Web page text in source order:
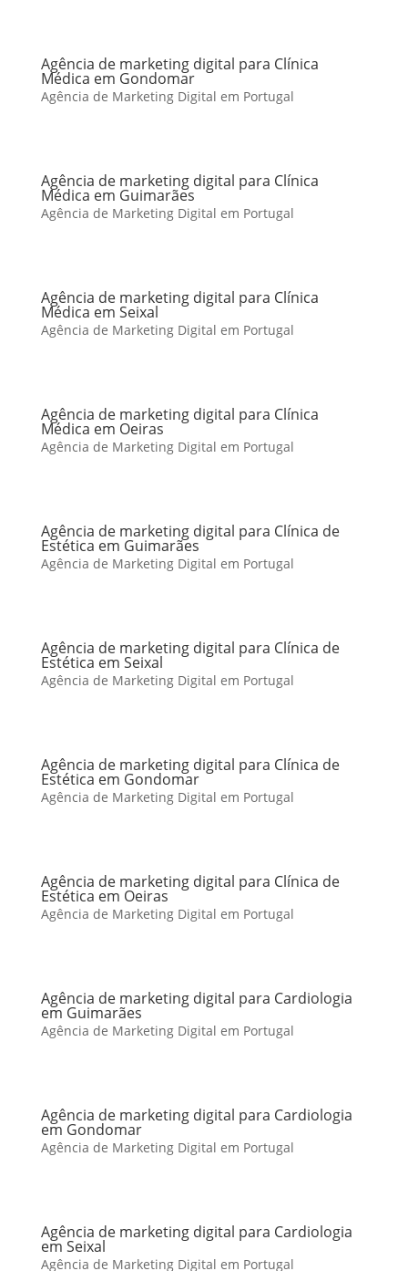
Agência de marketing digital para Clínica
Médica em Gondomar
Agência de Marketing Digital em Portugal
Agência de marketing digital para Clínica
Médica em Guimarães
Agência de Marketing Digital em Portugal
Agência de marketing digital para Clínica
Médica em Seixal
Agência de Marketing Digital em Portugal
Agência de marketing digital para Clínica
Médica em Oeiras
Agência de Marketing Digital em Portugal
Agência de marketing digital para Clínica de
Estética em Guimarães
Agência de Marketing Digital em Portugal
Agência de marketing digital para Clínica de
Estética em Seixal
Agência de Marketing Digital em Portugal
Agência de marketing digital para Clínica de
Estética em Gondomar
Agência de Marketing Digital em Portugal
Agência de marketing digital para Clínica de
Estética em Oeiras
Agência de Marketing Digital em Portugal
Agência de marketing digital para Cardiologia
em Guimarães
Agência de Marketing Digital em Portugal
Agência de marketing digital para Cardiologia
em Gondomar
Agência de Marketing Digital em Portugal
Agência de marketing digital para Cardiologia
em Seixal
Agência de Marketing Digital em Portugal